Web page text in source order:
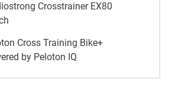
Crosstrainer EX80
Cross Training Bike+
by Peloton IQ